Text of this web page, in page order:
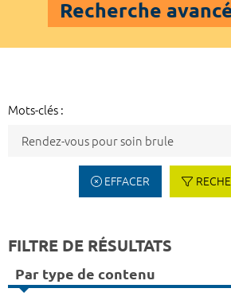
Recherche
Mots-clés :
EFFACER
FILTRE DE RÉSULTATS
Par type de contenu